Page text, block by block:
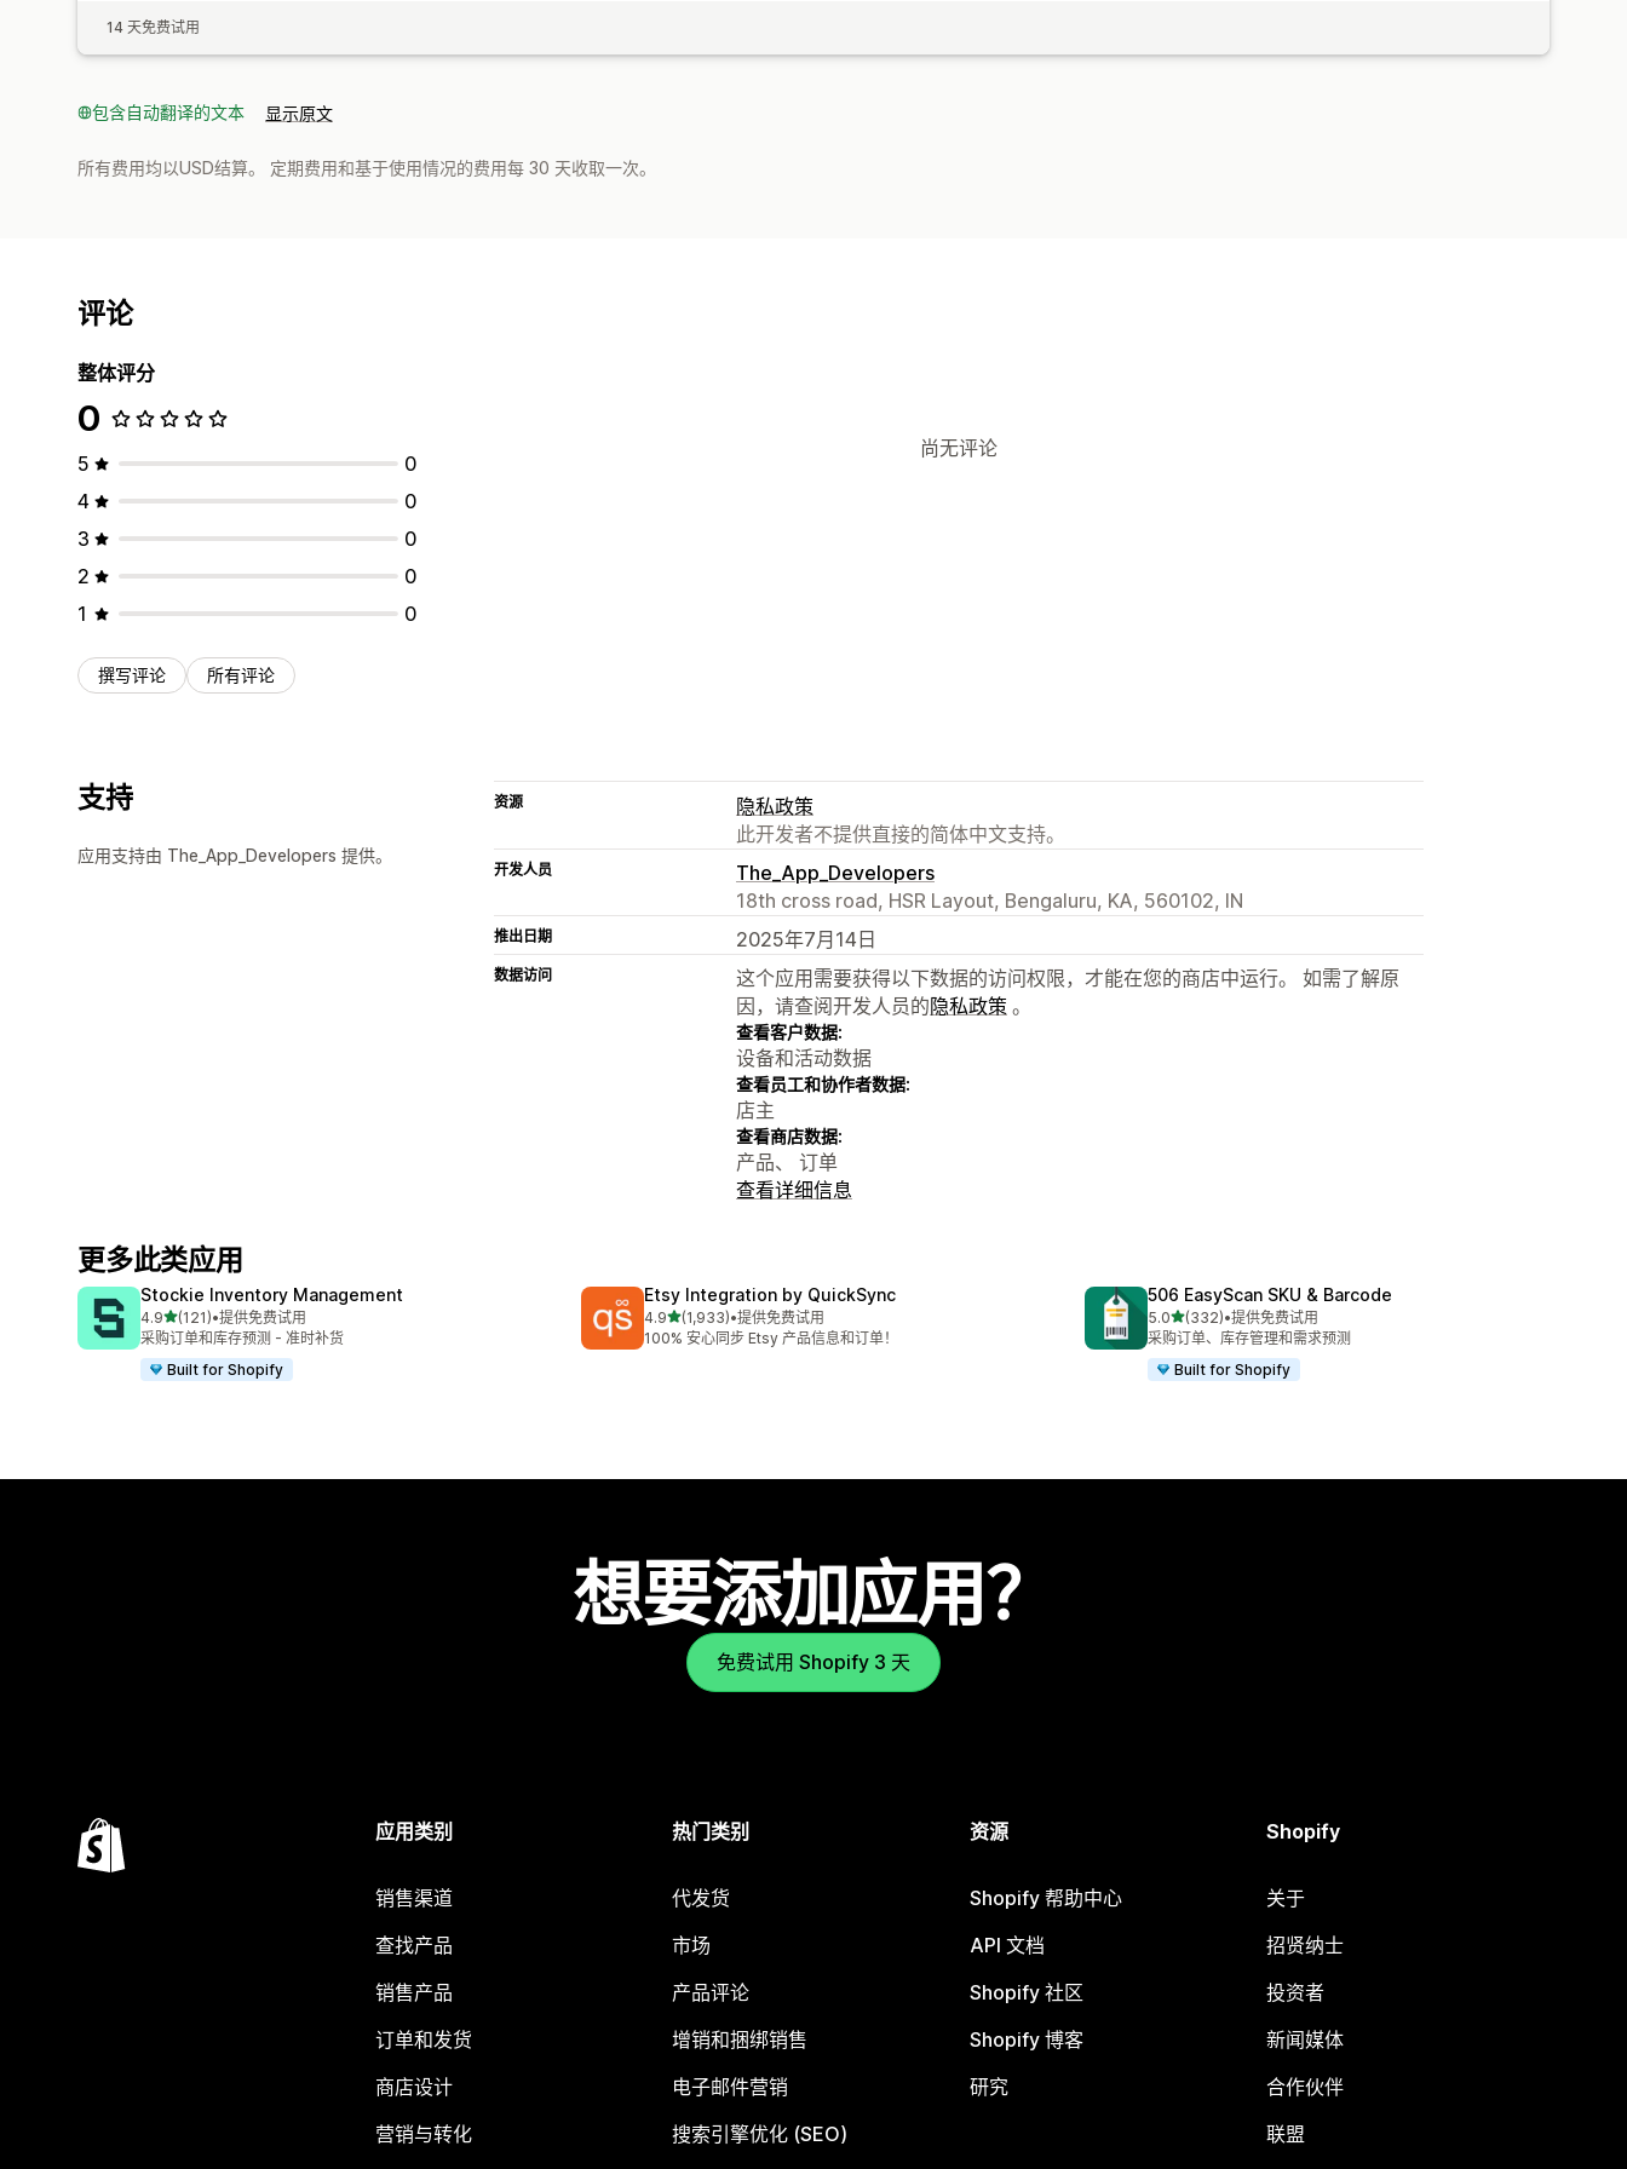
14 天免费试用
包含自动翻译的文本 显示原文
所有费用均以USD结算。 定期费用和基于使用情况的费用每 30 天收取一次。
评论
整体评分
0
5
0
4
0
3
0
2
0
1
0
撰写评论 所有评论
尚无评论
支持
应用支持由 The_App_Developers 提供。
资源
隐私政策
此开发者不提供直接的简体中文支持。
开发人员
The_App_Developers
18th cross road, HSR Layout, Bengaluru, KA, 560102, IN
推出日期 2025年7月14日
数据访问
这个应用需要获得以下数据的访问权限，才能在您的商店中运行。 如需了解原
因，请查阅开发人员的隐私政策 。
查看客户数据:
设备和活动数据
查看员工和协作者数据:
店主
查看商店数据:
产品、 订单
查看详细信息
更多此类应用
Stockie Inventory Management
4.9星（满分 5 星）
(121)
总共 121 条评论
•提供免费试用
采购订单和库存预测 - 准时补货
Built for Shopify
Etsy Integration by QuickSync
4.9星（满分 5 星）
(1,933)
总共 1933 条评论
•提供免费试用
100% 安心同步 Etsy 产品信息和订单！
506 EasyScan SKU & Barcode
5.0星（满分 5 星）
(332)
总共 332 条评论
•提供免费试用
采购订单、库存管理和需求预测
Built for Shopify
想要添加应用？
免费试用 Shopify 3 天
应用类别
销售渠道
查找产品
销售产品
订单和发货
商店设计
营销与转化
热门类别
代发货
市场
产品评论
增销和捆绑销售
电子邮件营销
搜索引擎优化 (SEO)
资源
Shopify 帮助中心
API 文档
Shopify 社区
Shopify 博客
研究
Shopify
关于
招贤纳士
投资者
新闻媒体
合作伙伴
联盟